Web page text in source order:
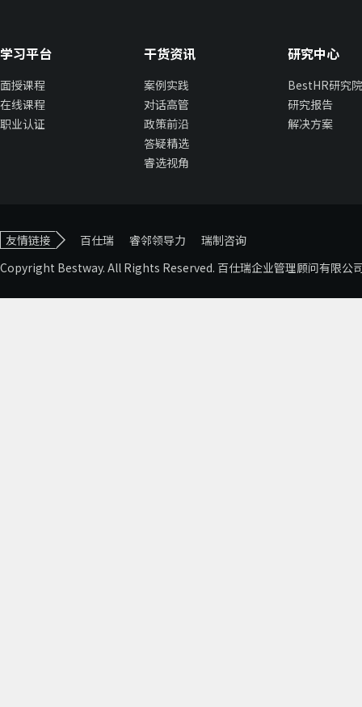
学习平台
面授课程
在线课程
职业认证
干货资讯
案例实践
对话高管
政策前沿
答疑精选
睿选视角
研究中心
BestHR研究院
研究报告
解决方案
友情链接 百仕瑞 睿邻领导力
瑞制咨询
Copyright Bestway. All Rights Reserved. 百仕瑞企业管理顾问有限公